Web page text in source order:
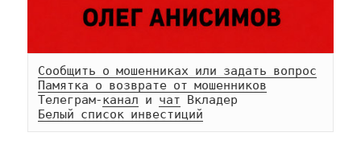
Сообщить о мошенниках или задать вопрос
Памятка о возврате от мошенников
Телеграм-канал и чат
Белый список инвестиций